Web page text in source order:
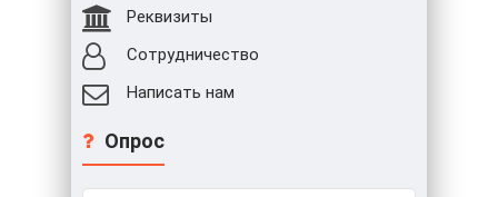
Реквизиты
Сотрудничество
Написать нам
Опрос